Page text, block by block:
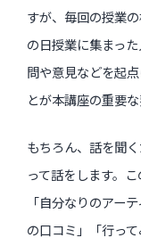
配信中のオンライ
全ての記事ページ
すが、毎回の授業
の日授業に集まっ
問や意見などを起
とが本講座の重要な
もちろん、話を聞
って話をします。
「自分なりのアー
の口コミ」「行っ